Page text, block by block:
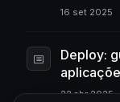
16 set 2025
Deploy:
22 abr 2025